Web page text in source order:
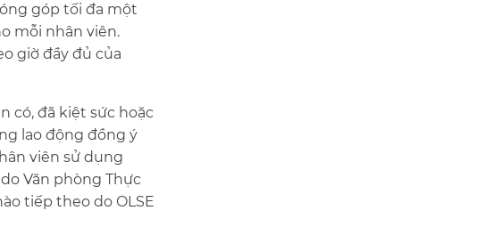
góp tối đa một
mỗi nhân viên.
giờ đầy đủ của
có, đã kiệt sức hoặc
lao động đồng ý
viên sử dụng
Văn phòng Thực
tiếp theo do OLSE